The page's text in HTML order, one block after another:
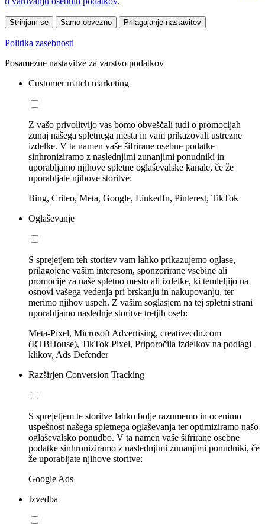
Strinjam se Samo obvezno Prilagajanje nastavitev
Politika zasebnosti
Posamezne nastavitve za varstvo podatkov
Customer match marketing
Z vašo privolitvijo vas bomo obveščali tudi o promocijah
zunaj našega spletnega mesta in vam prikazovali ustrezne
izdelke. V ta namen vaše šifrirane osebne podatke
sinhroniziramo z naslednjimi zunanjimi ponudniki in
uporabljamo njihove spletne oglaševalske kanale, če že
uporabljate njihove storitve:
Bing, Criteo, Meta, Google, LinkedIn, Pinterest, TikTok
Oglaševanje
S sprejetjem teh storitev vam lahko prikazujemo oglase,
prilagojene vašim interesom, sponzorirane vsebine ali
promocije za naše spletno mesto ali izdelke, ki temleljijo na
osnovi vašega vedenja pri brskanju in nakupovanju, ter
merimo njihov uspeh. Z vašim soglasjem na tej spletni strani
uporabljamo naslednje storitve tretjih oseb:
Meta-Pixel, Microsoft Advertising, creativecdn.com
(RTBHouse), TikTok Pixel, Priporočila izdelkov na podlagi
klikov, Ads Defender
Razširjen Conversion Tracking
S sprejetjem te storitve lahko bolje razumemo in ocenimo
uspešnost našega spletnega oglaševanja ter optimiziramo našo
oglaševalsko ponudbo. V ta namen vaše šifrirane osebne
podatke sinhroniziramo z naslednjimi zunanjimi ponudniki, če
že uporabljate njihove storitve:
Google Ads
Izvedba